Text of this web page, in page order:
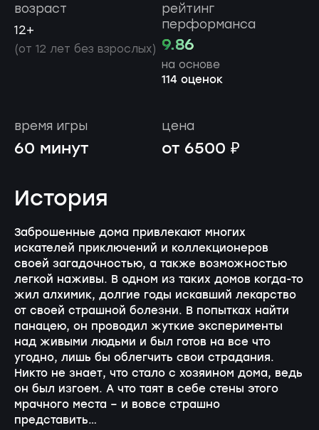
возраст
12+
(от 12 лет без взрослых)
рейтинг
перформанса
9.86
на основе
114 оценок
время игры
60 минут
цена
от 6500 ₽
История
Заброшенные дома привлекают многих
искателей приключений и коллекционеров
своей загадочностью, а также возможностью
легкой наживы. В одном из таких домов когда-то
жил алхимик, долгие годы искавший лекарство
от своей страшной болезни. В попытках найти
панацею, он проводил жуткие эксперименты
над живыми людьми и был готов на все что
угодно, лишь бы облегчить свои страдания.
Никто не знает, что стало с хозяином дома, ведь
он был изгоем. А что таят в себе стены этого
мрачного места – и вовсе страшно
представить…